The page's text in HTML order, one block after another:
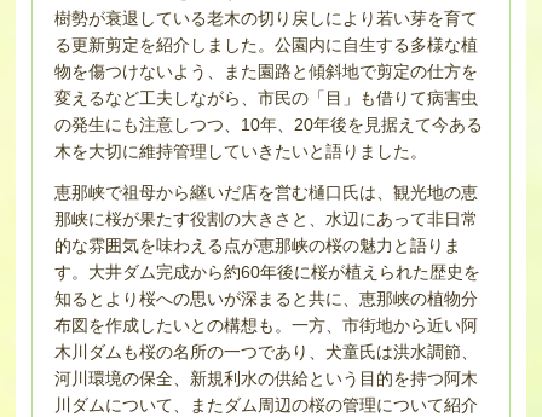
樹勢が衰退している老木の切り戻しにより若い芽を育て
る更新剪定を紹介しました。公園内に自生する多様な植
物を傷つけないよう、また園路と傾斜地で剪定の仕方を
変えるなど工夫しながら、市民の「目」も借りて病害虫
の発生にも注意しつつ、10年、20年後を見据えて今ある
木を大切に維持管理していきたいと語りました。
恵那峡で祖母から継いだ店を営む樋口氏は、観光地の恵
那峡に桜が果たす役割の大きさと、水辺にあって非日常
的な雰囲気を味わえる点が恵那峡の桜の魅力と語りま
す。大井ダム完成から約60年後に桜が植えられた歴史を
知るとより桜への思いが深まると共に、恵那峡の植物分
布図を作成したいとの構想も。一方、市街地から近い阿
木川ダムも桜の名所の一つであり、犬童氏は洪水調節、
河川環境の保全、新規利水の供給という目的を持つ阿木
川ダムについて、またダム周辺の桜の管理について紹介